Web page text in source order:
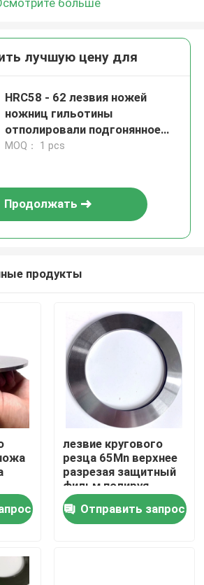
лучшую цену для
HRC58 - 62 лезвия ножей
ножниц гильотины
отполировали подгонянное
вырезывание металла
MOQ： 1 pcs
Продолжать
продукты
лезвие кругового
резца 65Mn верхнее
разрезая защитный
фильм полируя
HRC55
Отправить запрос